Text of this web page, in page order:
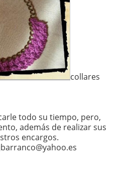
collares
todo su tiempo, pero,
además de realizar sus
encargos.